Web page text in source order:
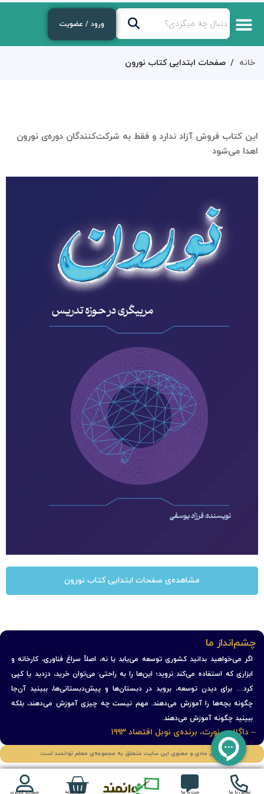
ورود / عضویت
خانه صفحات ابتدایی کتاب نورون
این کتاب فروش آزاد ندارد و فقط به شرکت‌کنندگان‌ دوره‌ی نورون
اهدا می‌شود
مشاهده‌ی صفحات ابتدایی کتاب نورون
چشم‌انداز ما
اگر می‌خواهید بدانید کشوری توسعه می‌یابد یا نه، اصلاً سراغ فناوری، کارخانه و
ابزاری که استفاده می‌کند نروید؛ این‌ها را به راحتی می‌توان خرید، دزدید یا کپی
کرد… برای دیدن توسعه، بروید در دبستان‌ها و پیش‌دبستانی‌ها، ببینید آن‌جا
چگونه بچه‌ها را آموزش می‌دهند. مهم نیست چه چیزی آموزش می‌دهند، بلکه
ببینید چگونه آموزش می‌دهند.
– داگلاس نورث، برنده‌ی نوبل اقتصاد ۱۹۹۳
حقوق مادی و معنوی این سایت متعلق به مجموعه‌ی معلم توانمند است
تماس با ما چت با ما سبد خرید حساب کاربری